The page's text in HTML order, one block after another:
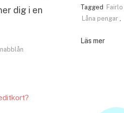
dig i en
Tagged Fairlo
Låna pengar ,
Läs mer